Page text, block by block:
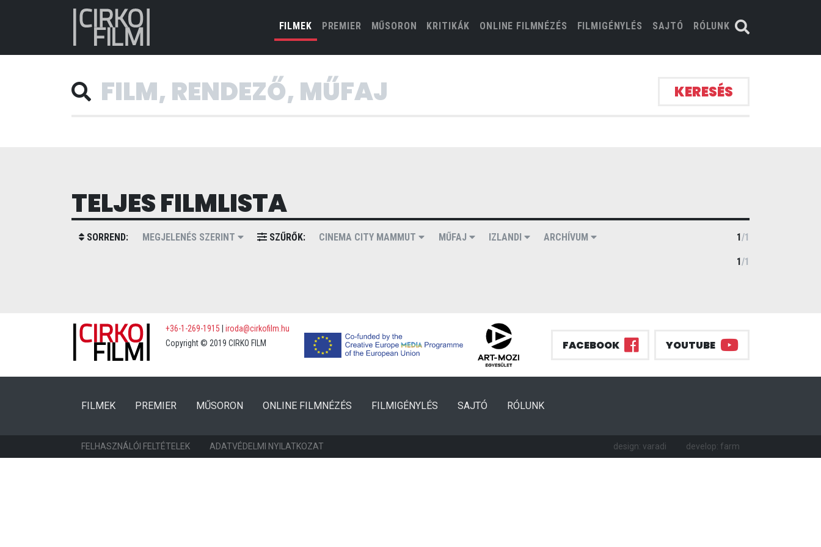
FILMEK(CURRENT)
PREMIER MŰSORON KRITIKÁK ONLINE FILMNÉZÉS FILMIGÉNYLÉS SAJTÓ RÓLUNK
KERESÉS
TELJES FILMLISTA
SORREND: MEGJELENÉS SZERINT SZŰRŐK: CINEMA CITY MAMMUT MŰFAJ IZLANDI ARCHÍVUM 1/1
1/1
+36-1-269-1915
iroda@cirkofilm.hu
Copyright © 2019 CIRKO FILM
FACEBOOK YOUTUBE
FILMEK(CURRENT)
PREMIER (CURRENT)
MŰSORON ONLINE FILMNÉZÉS FILMIGÉNYLÉS SAJTÓ RÓLUNK
FELHASZNÁLÓI FELTÉTELEK ADATVÉDELMI NYILATKOZAT design: varadi develop: farm